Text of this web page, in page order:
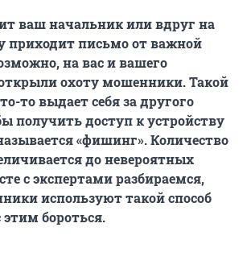
ваш начальник или вдруг на
приходит письмо от важной
на вас и вашего
охоту мошенники. Такой
то выдает себя за другого
получить доступ к устройству
«фишинг». Количество
до невероятных
с экспертами разбираемся,
используют такой способ
бороться.